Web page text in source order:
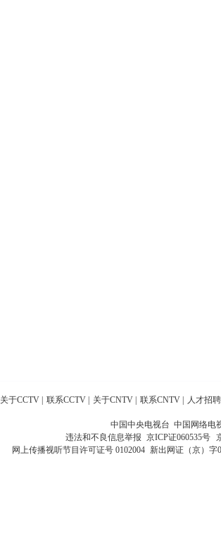
关于CCTV 联系CCTV 关于CNTV 联系CNTV 人才招聘
中国中央电视台 中国网络电
违法和不良信息举报 京ICP证060535号
网上传播视听节目许可证号 0102004 新出网证（京）